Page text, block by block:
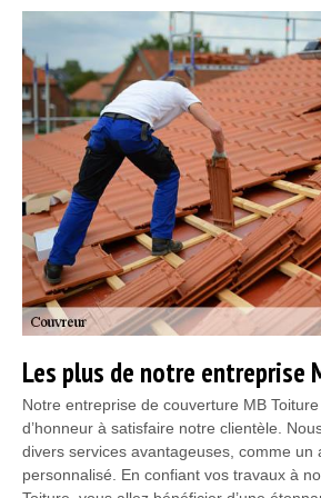
Les plus de notre entreprise
Notre entreprise de couverture MB
d’honneur à satisfaire notre clientèle.
divers services avantageuses, comme un
personnalisé. En confiant vos travaux à